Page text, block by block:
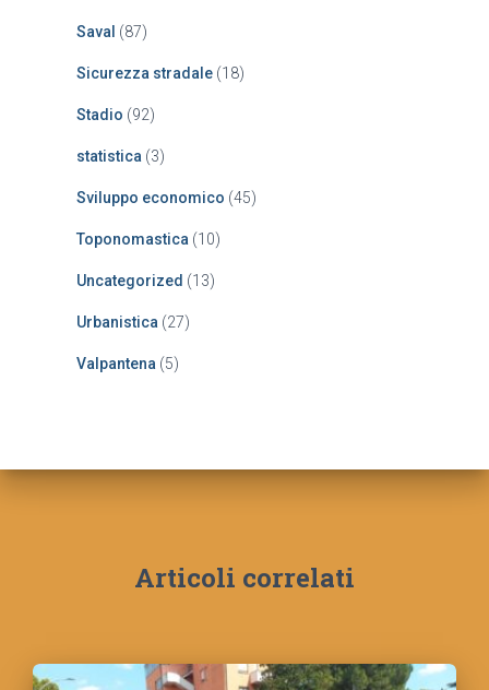
Saval (87)
Sicurezza stradale (18)
Stadio (92)
statistica (3)
Sviluppo economico (45)
Toponomastica (10)
Uncategorized (13)
Urbanistica (27)
Valpantena (5)
Articoli correlati